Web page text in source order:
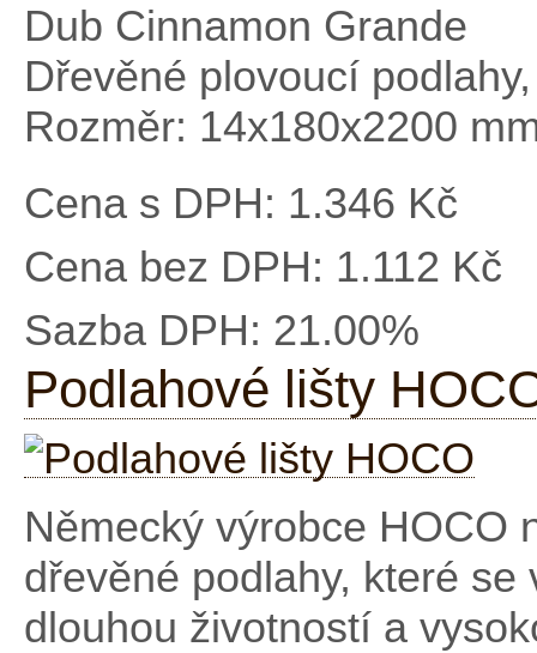
Dub Cinnamon Grande
Dřevěné plovoucí
Rozměr: 14x180x2200
Cena s DPH: 1.346 Kč
Cena bez DPH: 1.112 Kč
Sazba DPH: 21.00%
Podlahové lišty
Německý výrobce HOCO
dřevěné podlahy, které
dlouhou životností a